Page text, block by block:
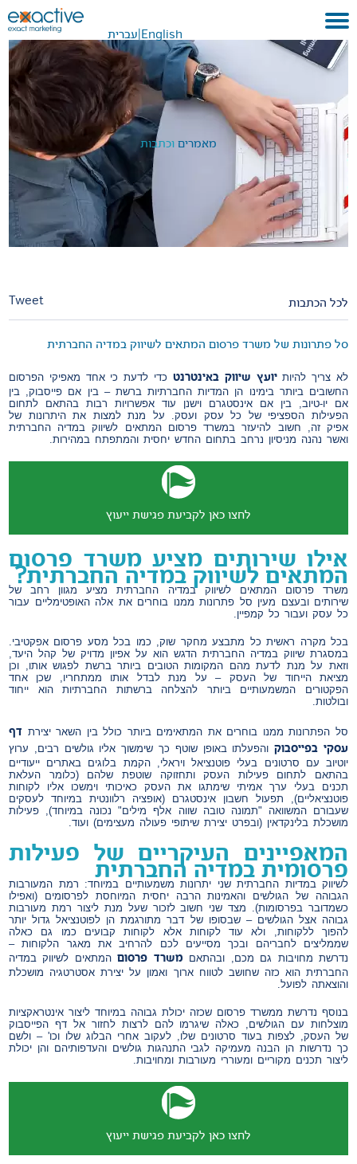
עברית English
בית
אודות
לקוחות ועבודות
שירותים
METAVERSE
מאמרים וכתבות
לכל הכתבות Tweet
סל פתרונות של משרד פרסום המתאים לשיווק במדיה החברתית
לא צריך להיותיועץ שיווק באינטרנט כדי לדעת כי אחד מאפיקי הפרסום
החשובים ביותר בימינו הן המדיות החברתיות ברשת – בין אם פייסבוק, בין
אם יו-טיוב, בין אם אינסטגרם וישנן עוד אפשרויות רבות בהתאם לתחום
הפעילות הספציפי של כל עסק ועסק. על מנת למצות את היתרונות של
אפיק זה, חשוב להיעזר במשרד פרסום המתאים לשיווק במדיה החברתית
ואשר נהנה מניסיון נרחב בתחום החדש יחסית והמתפתח במהירות.
לחצו כאן לקביעת פגישת ייעוץ
אילו שירותים מציע משרד פרסום
המתאים לשיווק במדיה החברתית?
משרד פרסום המתאים לשיווק במדיה החברתית מציע מגוון רחב של
שירותים ובעצם מעין סל פתרונות ממנו בוחרים את אלה האופטימליים עבור
כל עסק ועבור כל קמפיין.
בכל מקרה ראשית כל מתבצע מחקר שוק, כמו בכל מסע פרסום אפקטיבי.
במסגרת שיווק במדיה החברתית הדגש הוא על אפיון מדויק של קהל היעד,
וזאת על מנת לדעת מהם המקומות הטובים ביותר ברשת לפגוש אותו, וכן
מציאת הייחוד של העסק – על מנת לבדל אותו ממתחריו, שכן אחד
הפקטורים המשמעותיים ביותר להצלחה ברשתות החברתיות הוא ייחוד
ובולטות.
סל הפתרונות ממנו בוחרים את המתאימים ביותר כולל בין השאר יצירת דף
עסקי בפייסבוקוהפעלתו באופן שוטף כך שימשוך אליו גולשים רבים, ערוץ
יוטיוב עם סרטונים בעלי פוטנציאל ויראלי, הקמת בלוגים באתרים ייעודיים
בהתאם לתחום פעילות העסק ותחזוקה שוטפת שלהם (כלומר העלאת
תכנים בעלי ערך אמיתי שימתגו את העסק כאיכותי וימשכו אליו לקוחות
פוטנציאליים), תפעול חשבון אינסטגרם (אופציה רלוונטית במיוחד לעסקים
שעבורם המשוואה "תמונה טובה שווה אלף מילים" נכונה במיוחד), פעילות
מושכלת בלינקדאין (ובפרט יצירת שיתופי פעולה מעצימים) ועוד.
המאפיינים העיקריים של פעילות
פרסומית במדיה החברתית
לשיווק במדיות החברתית שני יתרונות משמעותיים במיוחד: רמת המעורבות
הגבוהה של הגולשים והאמינות הרבה יחסית המיוחסת לפרסומים (ואפילו
כשמדובר בפרסומות). מצד שני חשוב לזכור שעל מנת ליצור רמת מעורבות
גבוהה אצל הגולשים – שבסופו של דבר מתורגמת הן לפוטנציאל גדול יותר
להפוך ללקוחות, ולא עוד לקוחות אלא לקוחות קבועים כמו גם כאלה
שממליצים לחבריהם ובכך מסייעים לכם להרחיב את מאגר הלקוחות –
נדרשת מחויבות גם מכם, ובהתאם משרד פרסוםהמתאים לשיווק במדיה
החברתית הוא כזה שחושב לטווח ארוך ואמון על יצירת אסטרטגיה מושכלת
והוצאתה לפועל.
בנוסף נדרשת ממשרד פרסום שכזה יכולת גבוהה במיוחד ליצור אינטראקציות
מוצלחות עם הגולשים, כאלה שיגרמו להם לרצות לחזור אל דף הפייסבוק
של העסק, לצפות בעוד סרטונים שלו, לעקוב אחרי הבלוג שלו וכו' – ולשם
כך נדרשות הן הבנה מעמיקה לגבי התנהגות גולשים והעדפותיהם והן יכולת
ליצור תכנים מקוריים ומעוררי מעורבות ומחויבות.
לחצו כאן לקביעת פגישת ייעוץ